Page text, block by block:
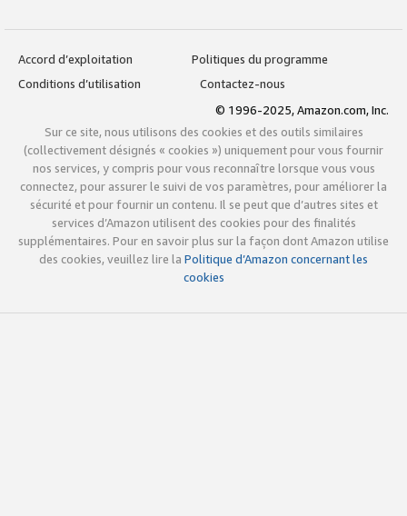
Accord d’exploitation
Politiques du programme
Conditions d’utilisation
Contactez-nous
© 1996-2025, Amazon.com, Inc.
Sur ce site, nous utilisons des cookies et des outils similaires
(collectivement désignés « cookies ») uniquement pour vous fournir
nos services, y compris pour vous reconnaître lorsque vous vous
connectez, pour assurer le suivi de vos paramètres, pour améliorer la
sécurité et pour fournir un contenu. Il se peut que d’autres sites et
services d’Amazon utilisent des cookies pour des finalités
supplémentaires. Pour en savoir plus sur la façon dont Amazon utilise
des cookies, veuillez lire la Politique d’Amazon concernant les
cookies